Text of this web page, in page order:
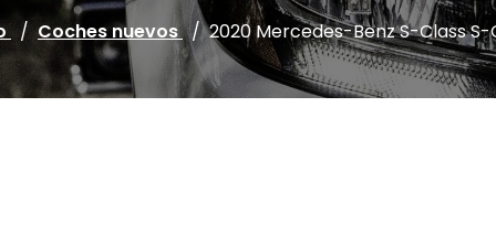
/ Coches nuevos / 2020 Mercedes-Benz S-Class S-